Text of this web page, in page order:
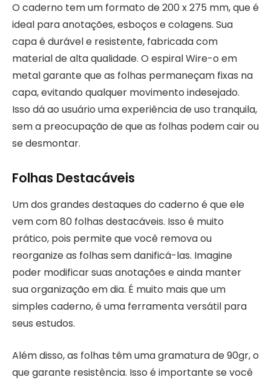
O caderno tem um formato de 200 x 275 mm, que é
ideal para anotações, esboços e colagens. Sua
capa é durável e resistente, fabricada com
material de alta qualidade. O espiral Wire-o em
metal garante que as folhas permaneçam fixas na
capa, evitando qualquer movimento indesejado.
Isso dá ao usuário uma experiência de uso tranquila,
sem a preocupação de que as folhas podem cair ou
se desmontar.
Folhas Destacáveis
Um dos grandes destaques do caderno é que ele
vem com 80 folhas destacáveis. Isso é muito
prático, pois permite que você remova ou
reorganize as folhas sem danificá-las. Imagine
poder modificar suas anotações e ainda manter
sua organização em dia. É muito mais que um
simples caderno, é uma ferramenta versátil para
seus estudos.
Além disso, as folhas têm uma gramatura de 90gr, o
que garante resistência. Isso é importante se você